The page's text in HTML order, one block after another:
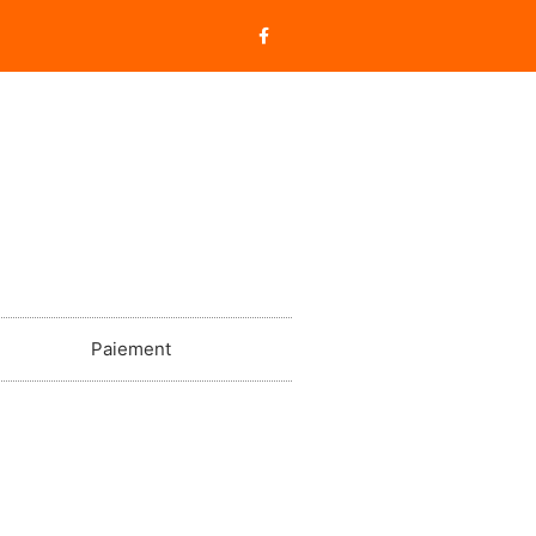
Paiement